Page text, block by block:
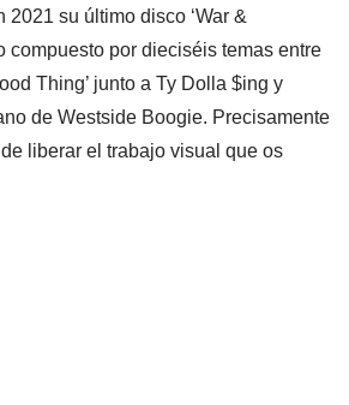
2021 su último disco ‘War &
compuesto por dieciséis temas entre
Thing’ junto a Ty Dolla $ing y
de Westside Boogie. Precisamente
liberar el trabajo visual que os